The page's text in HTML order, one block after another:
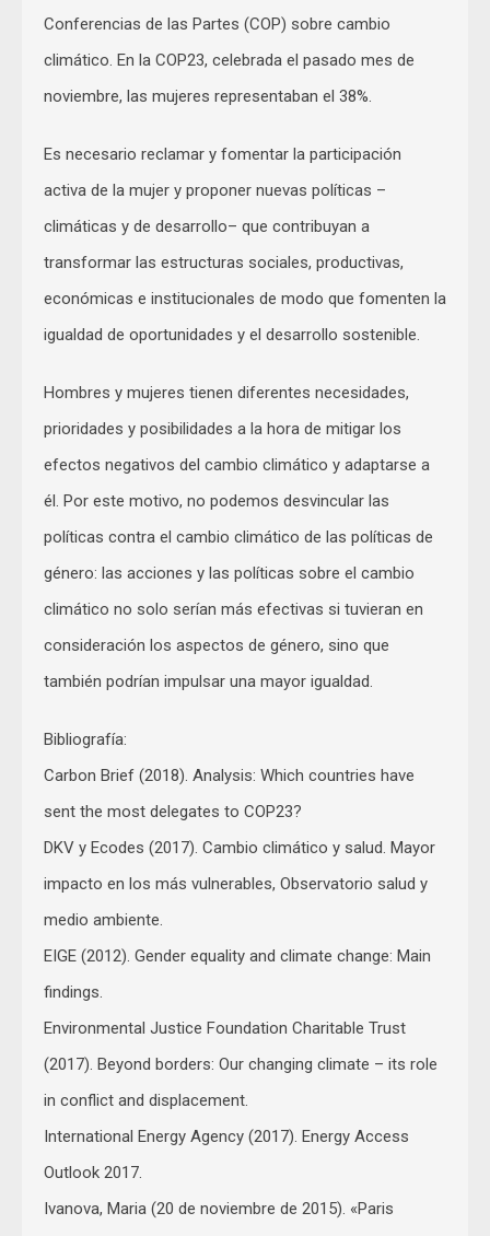
Conferencias de las Partes (COP) sobre cambio
climático. En la COP23, celebrada el pasado mes de
noviembre, las mujeres representaban el 38%.
Es necesario reclamar y fomentar la participación
activa de la mujer y proponer nuevas políticas –
climáticas y de desarrollo– que contribuyan a
transformar las estructuras sociales, productivas,
económicas e institucionales de modo que fomenten la
igualdad de oportunidades y el desarrollo sostenible.
Hombres y mujeres tienen diferentes necesidades,
prioridades y posibilidades a la hora de mitigar los
efectos negativos del cambio climático y adaptarse a
él. Por este motivo, no podemos desvincular las
políticas contra el cambio climático de las políticas de
género: las acciones y las políticas sobre el cambio
climático no solo serían más efectivas si tuvieran en
consideración los aspectos de género, sino que
también podrían impulsar una mayor igualdad.
Bibliografía:
Carbon Brief (2018). Analysis: Which countries have
sent the most delegates to COP23?
DKV y Ecodes (2017). Cambio climático y salud. Mayor
impacto en los más vulnerables, Observatorio salud y
medio ambiente.
EIGE (2012). Gender equality and climate change: Main
findings.
Environmental Justice Foundation Charitable Trust
(2017). Beyond borders: Our changing climate – its role
in conflict and displacement.
International Energy Agency (2017). Energy Access
Outlook 2017.
Ivanova, Maria (20 de noviembre de 2015). «Paris